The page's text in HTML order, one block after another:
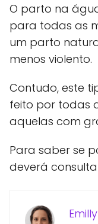
O parto na
para todas as
um parto
menos violento.
Contudo, este
feito por todas
aquelas com
Para saber se
deverá